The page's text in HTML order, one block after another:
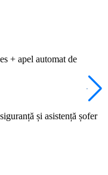
+ apel automat de
și asistență șofer